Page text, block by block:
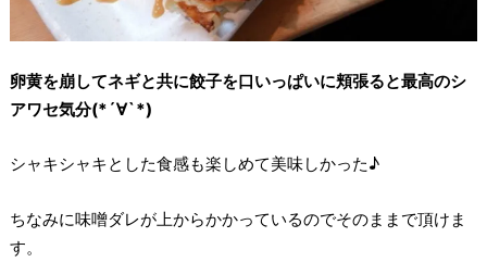
卵黄を崩してネギと共に餃子を口いっぱいに頬張ると最高のシ
アワセ気分(*´∀`*)
シャキシャキとした食感も楽しめて美味しかった♪
ちなみに味噌ダレが上からかかっているのでそのままで頂けま
す。